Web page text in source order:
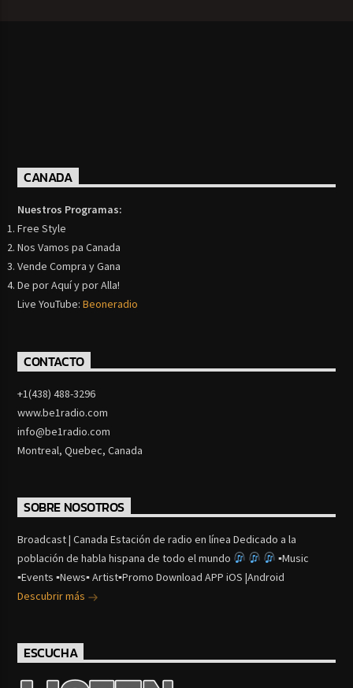
CANADA
Nuestros Programas:
Free Style
Nos Vamos pa Canada
Vende Compra y Gana
De por Aquí y por Alla!
Live YouTube:Beoneradio
CONTACTO
+1(438) 488-3296
www.be1radio.com
info@be1radio.com
Montreal, Quebec, Canada
SOBRE NOSOTROS
Broadcast | Canada Estación de radio en línea Dedicado a la
población de habla hispana de todo el mundo
▪Music
▪Events ▪News▪ Artist▪Promo Download APP iOS |Android
Descubrir más
ESCUCHA